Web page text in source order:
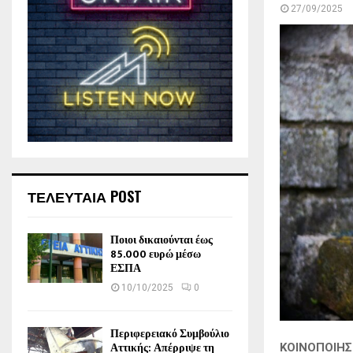
27/09/2025
ΤΕΛΕΥΤΑΙΑ POST
Ποιοι δικαιούνται έως
85.000 ευρώ μέσω
ΕΣΠΑ
10/10/2025 0
Περιφερειακό Συμβούλιο
Αττικής: Απέρριψε τη